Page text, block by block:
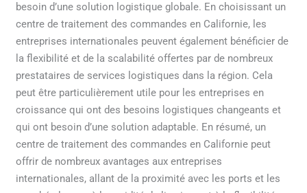
besoin d’une solution logistique globale. En choisissant un
centre de traitement des commandes en Californie, les
entreprises internationales peuvent également bénéficier de
la flexibilité et de la scalabilité offertes par de nombreux
prestataires de services logistiques dans la région. Cela
peut être particulièrement utile pour les entreprises en
croissance qui ont des besoins logistiques changeants et
qui ont besoin d’une solution adaptable. En résumé, un
centre de traitement des commandes en Californie peut
offrir de nombreux avantages aux entreprises
internationales, allant de la proximité avec les ports et les